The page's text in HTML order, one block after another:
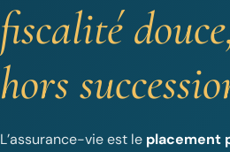
fiscalité
hors
L’assurance-vie est le placement